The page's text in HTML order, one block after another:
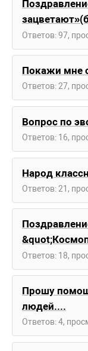
Ответов: 97,
Покажи мне
Ответов: 27,
Вопрос по
Ответов: 16,
Народ
Ответов: 21,
Ответов: 18,
Прошу
людей....
Ответов: 4,